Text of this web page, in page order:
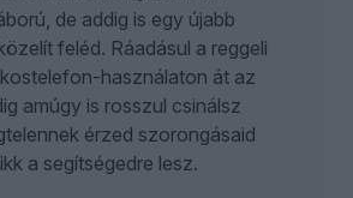
de addig is egy újabb
feléd. Ráadásul a reggeli
használaton át az
amúgy is rosszul csinálsz
érzed szorongásaid
a segítségedre lesz.